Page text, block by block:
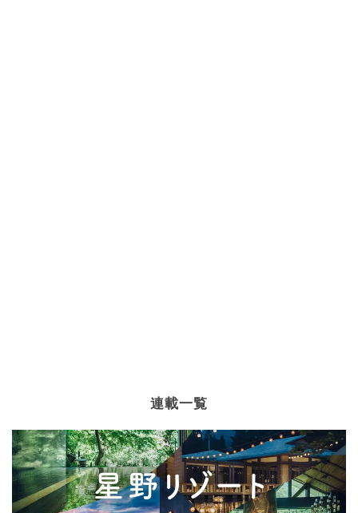
連載一覧